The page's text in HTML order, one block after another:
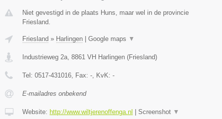
Niet gevestigd in de plaats Huns, maar wel in de provincie
Friesland.
Friesland » Harlingen Google maps ▼
Industrieweg 2a, 8861 VH Harlingen (Friesland)
Tel: 0517-431016, Fax: -, KvK: -
E-mailadres onbekend
Website: http://www.wiltjerenoffenga.nl Screenshot ▼